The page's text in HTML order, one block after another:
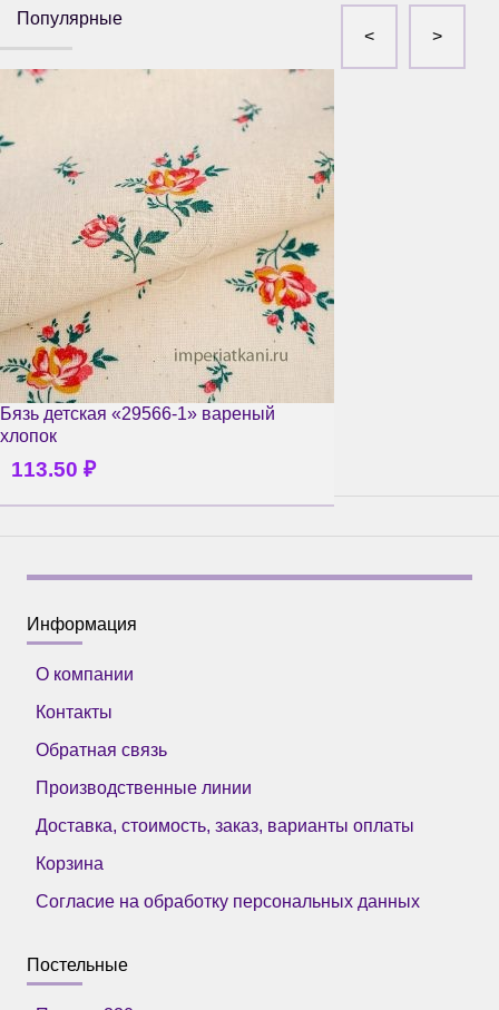
Популярные
Бязь детская «29566-1» вареный
хлопок
113.50 ₽
Информация
О компании
Контакты
Обратная связь
Производственные линии
Доставка, стоимость, заказ, варианты оплаты
Корзина
Согласие на обработку персональных данных
Постельные